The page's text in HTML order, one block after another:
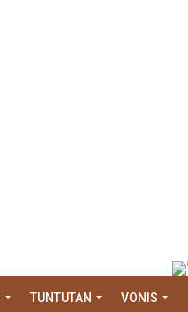
TUNTUTAN VONIS